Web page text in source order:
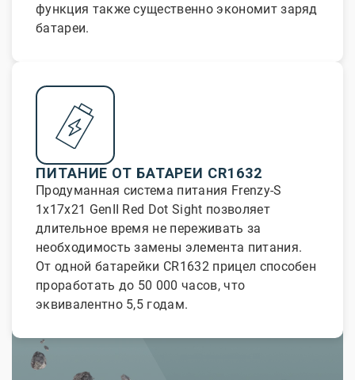
функция также существенно экономит заряд
батареи.
ПИТАНИЕ ОТ БАТАРЕИ CR1632
Продуманная система питания Frenzy-S
1x17x21 GenII Red Dot Sight позволяет
длительное время не переживать за
необходимость замены элемента питания.
От одной батарейки CR1632 прицел способен
проработать до 50 000 часов, что
эквивалентно 5,5 годам.